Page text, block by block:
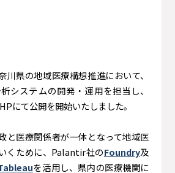
川県の地域医療構想推進において、
システムの開発・運用を担当し、
にて公開を開始いたしました。
と医療関係者が一体となって地域医
くために、Palantir社のFoundry及
を活用し、県内の医療機関に